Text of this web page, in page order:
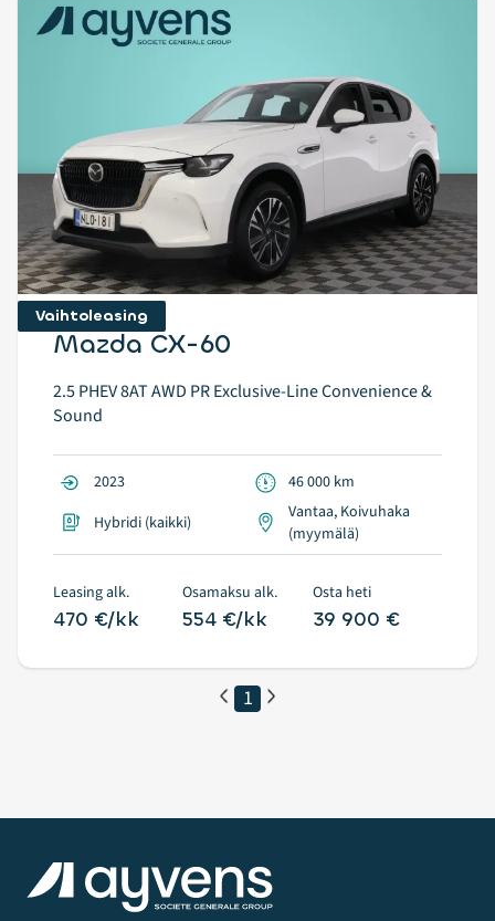
Vaihtoleasing
Mazda CX-60
2.5 PHEV 8AT AWD PR Exclusive-Line Convenience &
Sound
2023
46 000 km
Hybridi (kaikki)
Vantaa, Koivuhaka
(myymälä)
Leasing alk.
470 €/kk
Osamaksu alk.
554 €/kk
Osta heti
39 900 €
1